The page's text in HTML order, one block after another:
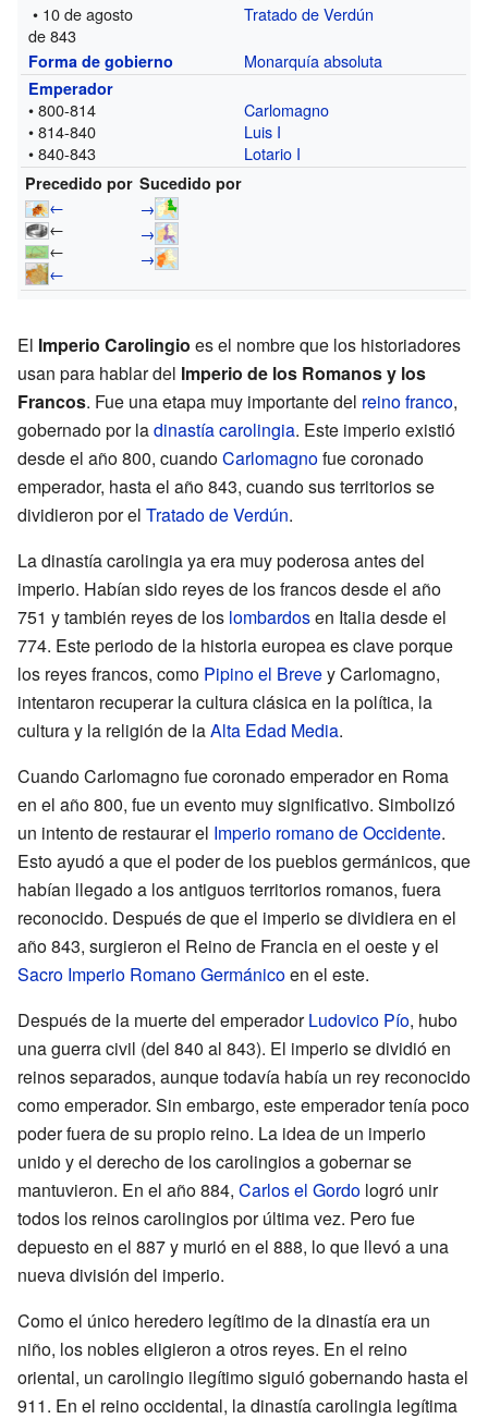
• 10 de agosto
de 843
Tratado de Verdún
Forma de gobierno Monarquía absoluta
Emperador
• 800-814
• 814-840
• 840-843
Carlomagno
Luis I
Lotario I
Precedido por Sucedido por
←
←
←
←
→
→
→
El Imperio Carolingio es el nombre que los historiadores
usan para hablar del Imperio de los Romanos y los
Francos. Fue una etapa muy importante del reino franco,
gobernado por ladinastía carolingia. Este imperio existió
desde el año 800, cuandoCarlomagnofue coronado
emperador, hasta el año 843, cuando sus territorios se
dividieron por el Tratado de Verdún.
La dinastía carolingia ya era muy poderosa antes del
imperio. Habían sido reyes de los francos desde el año
751 y también reyes de los lombardosen Italia desde el
774. Este periodo de la historia europea es clave porque
los reyes francos, como Pipino el Brevey Carlomagno,
intentaron recuperar la cultura clásica en la política, la
cultura y la religión de laAlta Edad Media.
Cuando Carlomagno fue coronado emperador en Roma
en el año 800, fue un evento muy significativo. Simbolizó
un intento de restaurar el Imperio romano de Occidente.
Esto ayudó a que el poder de los pueblos germánicos, que
habían llegado a los antiguos territorios romanos, fuera
reconocido. Después de que el imperio se dividiera en el
año 843, surgieron el Reino de Francia en el oeste y el
Sacro Imperio Romano Germánicoen el este.
Después de la muerte del emperadorLudovico Pío, hubo
una guerra civil (del 840 al 843). El imperio se dividió en
reinos separados, aunque todavía había un rey reconocido
como emperador. Sin embargo, este emperador tenía poco
poder fuera de su propio reino. La idea de un imperio
unido y el derecho de los carolingios a gobernar se
mantuvieron. En el año 884, Carlos el Gordo logró unir
todos los reinos carolingios por última vez. Pero fue
depuesto en el 887 y murió en el 888, lo que llevó a una
nueva división del imperio.
Como el único heredero legítimo de la dinastía era un
niño, los nobles eligieron a otros reyes. En el reino
oriental, un carolingio ilegítimo siguió gobernando hasta el
911. En el reino occidental, la dinastía carolingia legítima